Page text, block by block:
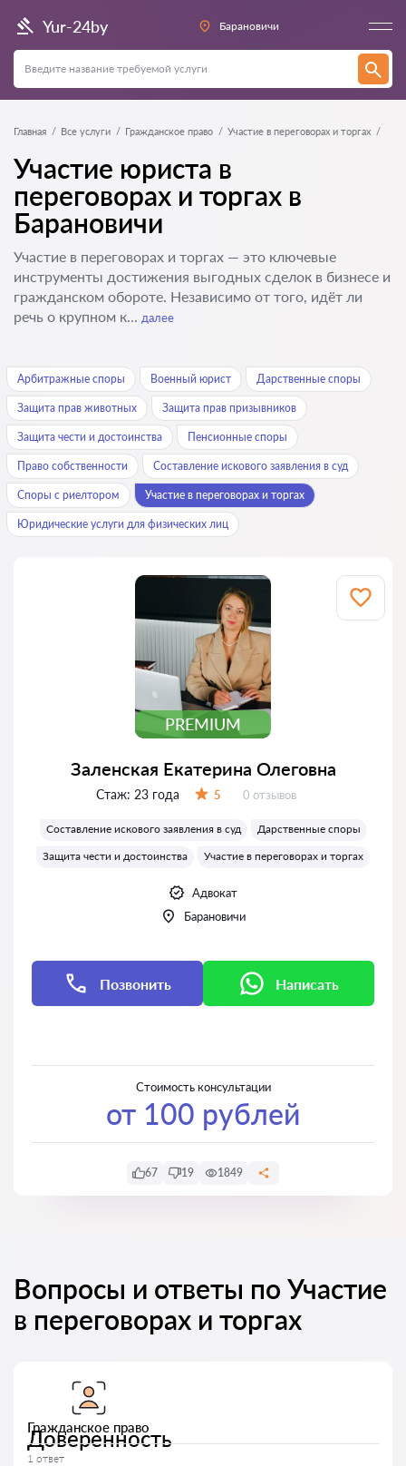
Yur-24by Барановичи
Главная Все услуги Гражданское право Участие в переговорах и торгах
Участие юриста в
переговорах и торгах в
Барановичи
Участие в переговорах и торгах — это ключевые
инструменты достижения выгодных сделок в бизнесе и
гражданском обороте. Независимо от того, идёт ли
речь о крупном к... далее
Арбитражные споры Военный юрист Дарственные споры
Защита прав животных Защита прав призывников
Защита чести и достоинства Пенсионные споры
Право собственности Составление искового заявления в суд
Споры с риелтором Участие в переговорах и торгах
Юридические услуги для физических лиц
PREMIUM
Заленская Екатерина Олеговна
Стаж: 23 года 5 Отзывов:
0 отзывов
Составление искового заявления в суд
Дарственные споры
Защита чести и достоинства
Участие в переговорах и торгах
Адвокат
Барановичи
Позвонить Написать
Стоимость консультации
от 100 рублей
67 19 1849
Вопросы и ответы по Участие
в переговорах и торгах
Гражданское право
Доверенность
1 ответ